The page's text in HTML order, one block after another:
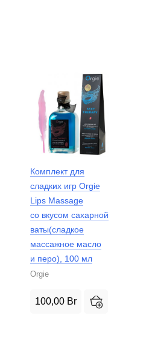
Комплект для
сладких игр Orgie
Lips Massage
со вкусом сахарной
ваты(сладкое
массажное масло
и перо), 100 мл
Orgie
100,00 Br